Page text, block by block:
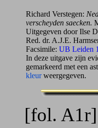
Richard Verstegen:
verscheyden saecken.
Uitgegeven door Ilse
Red. dr. A.J.E.
Facsimile: UB Leiden
In deze uitgave zijn
gemarkeerd met een
kleurweergegeven.
[fol. A1r]